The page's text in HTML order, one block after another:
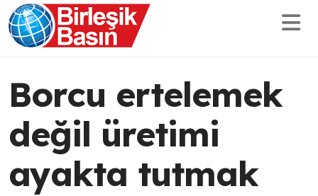
Borcu ertelemek
değil üretimi
ayakta tutmak